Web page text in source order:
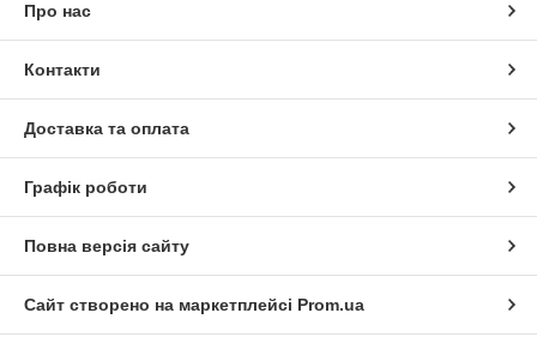
Про нас
Контакти
Доставка та оплата
Графік роботи
Повна версія сайту
Сайт створено на маркетплейсі Prom.ua